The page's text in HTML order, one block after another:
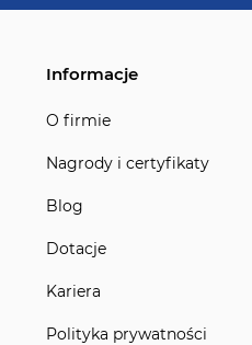
Informacje
O firmie
Nagrody i certyfikaty
Blog
Dotacje
Kariera
Polityka prywatności